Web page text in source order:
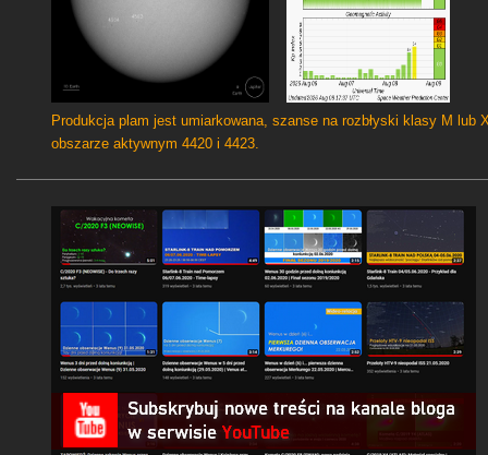
Produkcja plam jest umiarkowana, szanse na rozbłyski klasy M lub
obszarze aktywnym 4420 i 4423.